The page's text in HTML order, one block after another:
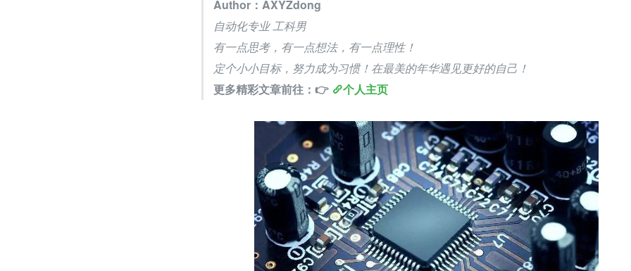
Author：AXYZdong
自动化专业 工科男
有一点思考，有一点想法，有一点理性！
定个小小目标，努力成为习惯！在最美的年华遇见更好的自己！
更多精彩文章前往：👉
个人主页